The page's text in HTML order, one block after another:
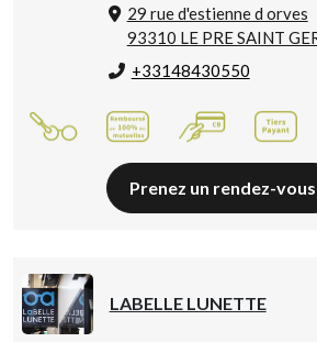
29 rue d'estienne d orves
93310 LE PRE SAINT
+33148430550
Prenez un rendez-vous
LABELLE LUNETTE